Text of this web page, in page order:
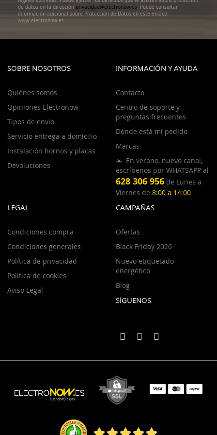
de datos en la dirección privacidad@electronow.es. Puede consultar
información adicional sobre Protección de Datos en este enlace
www.electronow.es
SOBRE NOSOTROS
Quiénes somos
Opiniones Electronow
Tipos de envio
Servicio entrega a domicilio
Instalación hornos y placas
Devoluciones
INFORMACIÓN Y AYUDA
Contacto
Centro de soporte y
preguntas frecuentes
Dónde está mi pedido
Marcas
☀️ En verano, nuevo canal,
escríbenos por WHATSAPP al
628 306 956 de Lunes a
Viernes de 8:00 a 14:00
LEGAL
Condiciones compra
Condiciones generales
Política de privacidad
Política de cookies
Aviso Legal
CAMPAÑAS
Ofertas
Black Friday 2026
Nuevo etiquetado
energético
Blog
SÍGUENOS